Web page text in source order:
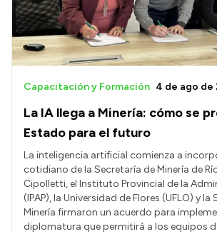
La IA llega a Minería: cómo se
Estado para el futuro
Capacitación y Formación 4 de ago de
La inteligencia artificial comienza a
cotidiano de la Secretaría de Minería de
Cipolletti, el Instituto Provincial de la
(IPAP), la Universidad de Flores (UFLO) y la
Minería firmaron un acuerdo para
diplomatura que permitirá a los equipos